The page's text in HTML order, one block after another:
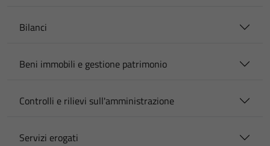
Bilanci
Beni immobili e gestione patrimonio
Controlli e rilievi sull'amministrazione
Servizi erogati